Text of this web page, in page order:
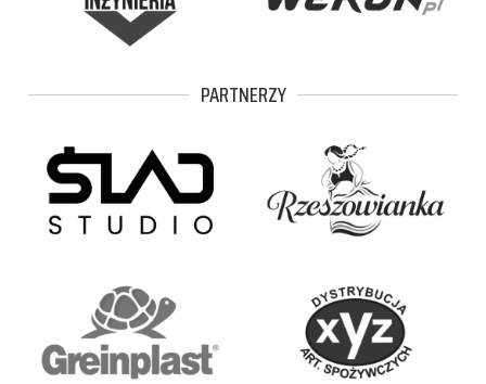
PARTNERZY